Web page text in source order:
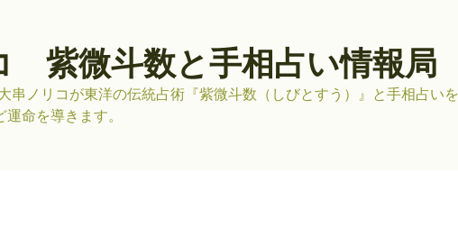
紫微斗数と手相占い情報局
串ノリコが東洋の伝統占術『紫微斗数（しびとすう）』と手相占い
命を導きます。